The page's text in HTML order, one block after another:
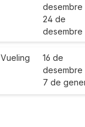
desembre
24 de
desembre
Vueling
16 de
desembre
7 de